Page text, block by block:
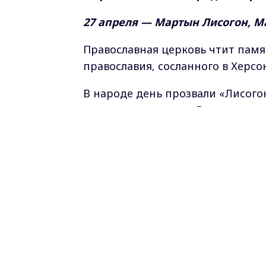
27 апреля — Мартын Лисогон,
Православная церковь чтит
православия, сосланного в
В народе день прозвали
норы и роют новые. В это